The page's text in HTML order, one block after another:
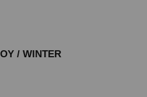
/ WINTER